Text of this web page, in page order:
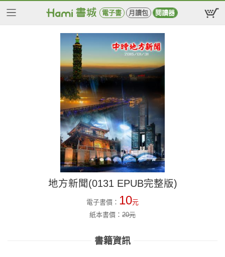
電子書 月讀包 閱讀器
地方新聞(0131 EPUB完整版)
電子書價： 10元
紙本書價： 20元
書籍資訊